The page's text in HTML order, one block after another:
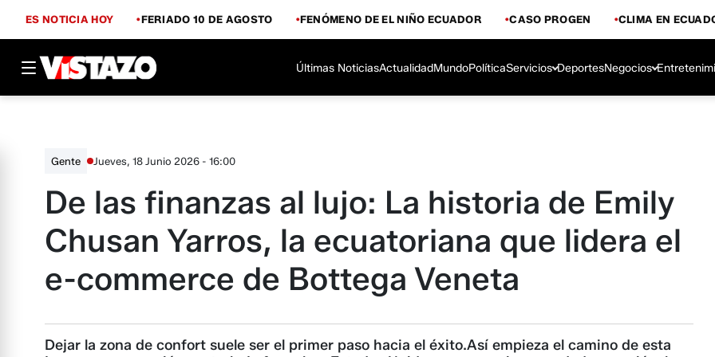
ES NOTICIA HOY FERIADO 10 DE AGOSTO FENÓMENO DE EL NIÑO ECUADOR CASO PROGEN CLIMA EN
Últimas NoticiasActualidadMundoPolíticaServicios DeportesNegocios
Gente Jueves, 18 Junio 2026 - 16:00
De las finanzas al lujo: La historia de Emily
Chusan Yarros, la ecuatoriana que lidera el
e-commerce de Bottega Veneta
Dejar la zona de confort suele ser el primer paso hacia el éxito.Así empieza el camino de esta